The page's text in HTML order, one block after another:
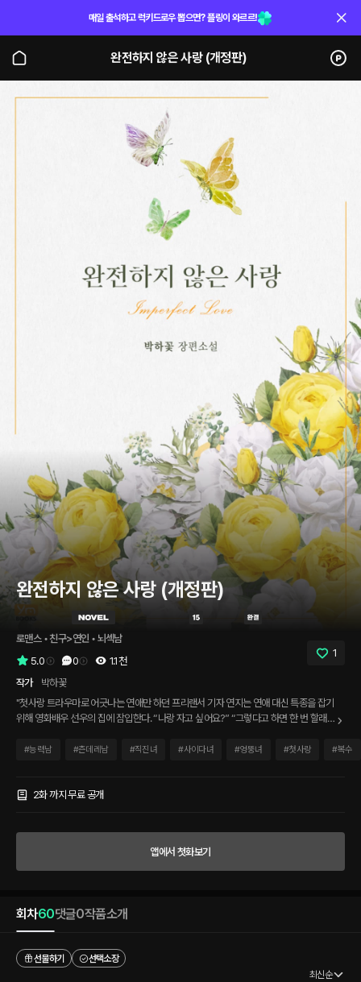
매일 출석하고 럭키드로우 뽑으면? 플링이 와르르!
완전하지 않은 사랑 (개정판)
완전하지 않은 사랑 (개정판)
로맨스 • 친구>연인 • 뇌섹남
5.0
0 1.1천
1
작가
박하꽃
"첫사랑 트라우마로 어긋나는 연애만 하던 프리랜서 기자 연지는 연애 대신 특종을 잡기
위해 영화배우 선우의 집에 잠입한다. “나랑 자고 싶어요?” “그렇다고 하면 한 번 할래
연지는 오히려 그에게 점점 빠져들기 시작하는데……. “연지 씨가 자고 싶다고 말한 남자
게 직진하는 선우. “더 이상 도망갈 생각 말아요. 나도 연지 씨한테 끌려요.” “난 마음이
왔고, 맘껏 그녀의 몸에 열기를 불어넣었다. 강하게 쳐 대는 그의 몸짓에 연지는 헐떡이
며 뜨겁게 받아쳤다. 그녀의 다리를 번쩍 들어 쑤셔 대며 그는 거친 숨을 몰아쉬었다. “제
어.”
#능력남 #츤데레남 #직진녀 #사이다녀 #엉뚱녀 #첫사랑 #복수
2화 까지 무료 공개
앱에서 첫화보기
회차60댓글0작품소개
선물하기
선택소장
최신순